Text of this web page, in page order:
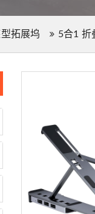
拓展坞 5合1 折